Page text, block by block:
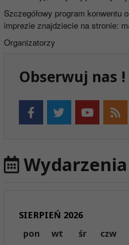
Szczegółowy program konwentu
imprezie znajdziecie na stronie:
Organizatorzy
Obserwuj nas !
Wydarzenia
SIERPIEŃ 2026
pon
wt śr czw